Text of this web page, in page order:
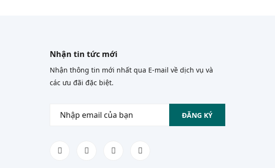
Nhận tin tức mới
Nhận thông tin mới nhất qua E-mail về dịch vụ và
các ưu đãi đặc biệt.
ĐĂNG KÝ